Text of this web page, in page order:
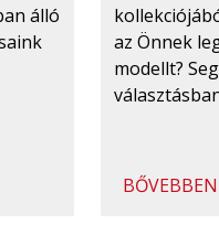
álló
az Önnek
modellt?
BŐVEBBEN